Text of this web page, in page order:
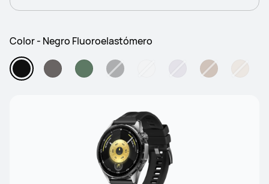
Color - Negro Fluoroelastómero